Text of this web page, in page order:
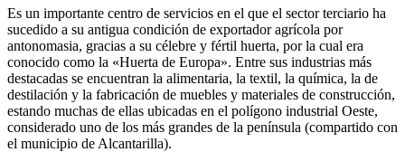
Es un importante centro de servicios en el que el sector terciario ha
sucedido a su antigua condición de exportador agrícola por
antonomasia, gracias a su célebre y fértil huerta, por la cual era
conocido como la «Huerta de Europa». Entre sus industrias más
destacadas se encuentran la alimentaria, la textil, la química, la de
destilación y la fabricación de muebles y materiales de construcción,
estando muchas de ellas ubicadas en el polígono industrial Oeste,
considerado uno de los más grandes de la península​ (compartido con
el municipio de Alcantarilla).